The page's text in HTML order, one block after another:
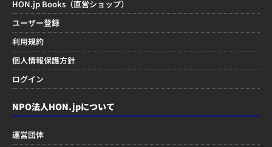
HON.jp Books（直営ショップ）
ユーザー登録
利用規約
個人情報保護方針
ログイン
NPO法人HON.jpについて
運営団体